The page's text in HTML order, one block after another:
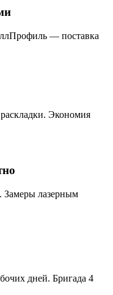
— поставка
Экономия
Замеры лазерным
дней. Бригада 4